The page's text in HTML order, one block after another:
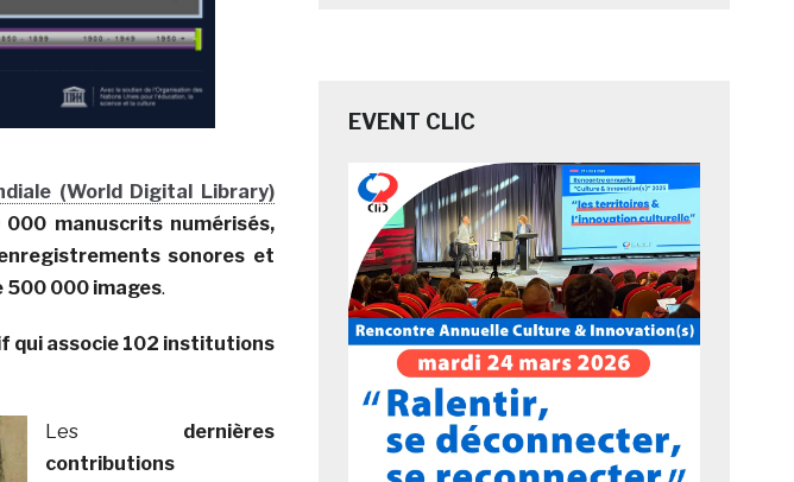
(World Digital Library)
000 manuscrits numérisés,
sonores et
500 000 images.
qui associe 102 institutions
Les dernières
contributions
EVENT CLIC